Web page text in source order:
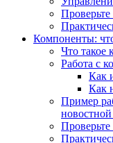
Проверьте
Компоненты:
Что такое
Работа с
Как
Как
Пример
новостной
Проверьте